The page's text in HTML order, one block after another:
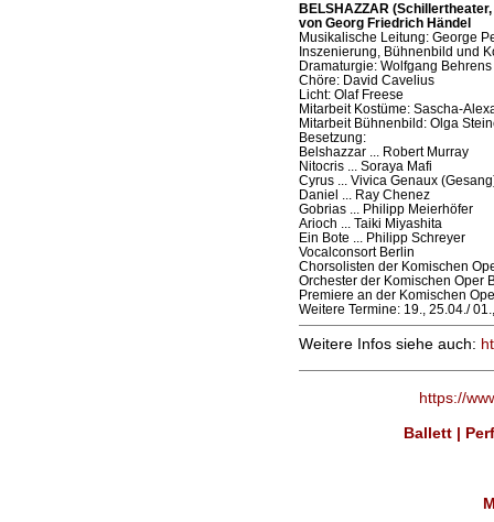
BELSHAZZAR
von Georg Friedrich Händel
Musikalische Leitung: Ge­orge
Inszenierung, Bühnenbild und
Dramaturgie: Wolfgang Behrens
Chöre: Da­vid Ca­ve­li­us
Licht: Olaf Free­se
Mitarbeit Kostüme: Sascha-
Mitarbeit Bühnenbild: Olga
Besetzung:
Belshazzar ... Robert Murray
Nitocris ... So­ra­ya Mafi
Cyrus ... Vivica Genaux
Daniel ... Ray Chenez
Gobrias ... Phi­lipp Mei­er­hö­fer
Arioch ... Taiki Miyashita
Ein Bote ... Philipp Schreyer
Vocal­con­sort Berlin
Chorsolisten der Komischen
Or­ches­ter­ der­ Ko­misch­en Oper
Premiere an der Komischen
Weitere Termine: 19., 25.04./
Weitere Infos siehe auch:
https://
Ballett |